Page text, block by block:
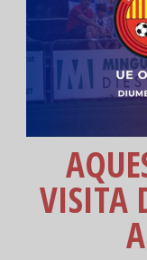
VISITA